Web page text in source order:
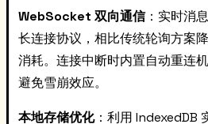
WebSocket 双向通信：实时消
长连接协议，相比传统轮询方案
消耗。连接中断时内置自动重连
避免雪崩效应。
本地存储优化：利用 IndexedDB